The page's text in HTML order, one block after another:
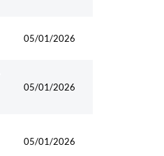
05/01/2026
05/01/2026
05/01/2026